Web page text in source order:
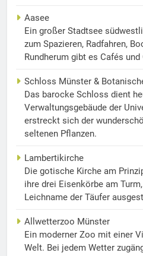
Aasee
Ein großer Stadtsee
zum Spazieren, Radfahren,
Rundherum gibt es Cafés und
Schloss Münster &
Das barocke Schloss dient
Verwaltungsgebäude der
erstreckt sich der
seltenen Pflanzen.
Lambertikirche
Die gotische Kirche am
ihre drei Eisenkörbe am
Leichname der Täufer
Allwetterzoo Münster
Ein moderner Zoo mit einer
Welt. Bei jedem Wetter